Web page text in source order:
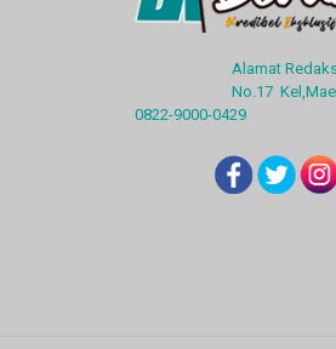
Alamat
No.17
0822-9000-0429